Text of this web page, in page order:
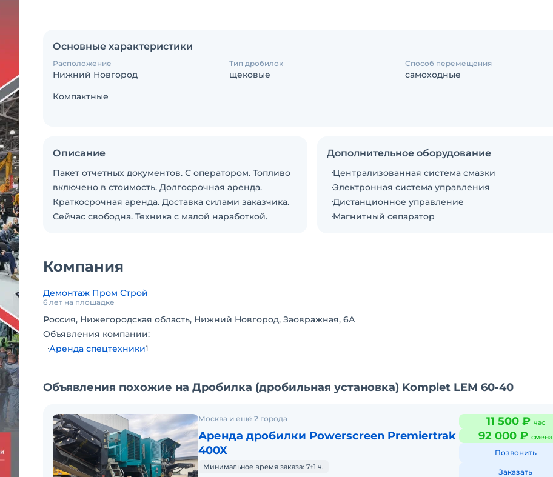
Основные характеристики
Расположение
Нижний Новгород
Тип дробилок
щековые
Способ перемещения
самоходные
Компактные
Описание
Пакет отчетных документов. С оператором. Топливо
включено в стоимость. Долгосрочная аренда.
Краткосрочная аренда. Доставка силами заказчика.
Сейчас свободна. Техника с малой наработкой.
Дополнительное оборудование
Централизованная система смазки
Электронная система управления
Дистанционное управление
Магнитный сепаратор
Компания
Демонтаж Пром Строй
6 лет на площадке
Россия, Нижегородская область, Нижний Новгород, Заовражная, 6А
Объявления компании:
Аренда спецтехники1
Объявления похожие на Дробилка (дробильная установка) Komplet LEM 60-40
Москва и ещё 2 города
Аренда дробилки Powerscreen Premiertrak
400X
Минимальное время заказа: 7+1 ч.
11 500 ₽ час
92 000 ₽ смена
Позвонить
Заказать